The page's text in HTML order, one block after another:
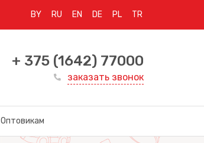
BY RU EN DE PL TR
+ 375 (1642) 77000
заказать звонок
Оптовикам